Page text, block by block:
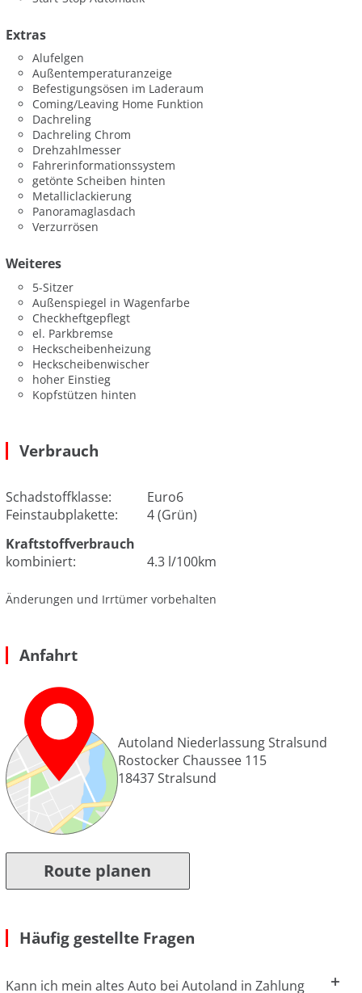
Extras
Alufelgen
Außentemperaturanzeige
Befestigungsösen im Laderaum
Coming/Leaving Home Funktion
Dachreling
Dachreling Chrom
Drehzahlmesser
Fahrerinformationssystem
getönte Scheiben hinten
Metalliclackierung
Panoramaglasdach
Verzurrösen
Weiteres
5-Sitzer
Außenspiegel in Wagenfarbe
Checkheftgepflegt
el. Parkbremse
Heckscheibenheizung
Heckscheibenwischer
hoher Einstieg
Kopfstützen hinten
Verbrauch
Schadstoffklasse:
Euro6
Feinstaubplakette:
4 (Grün)
Kraftstoffverbrauch
kombiniert:
4.3 l/100km
Änderungen und Irrtümer vorbehalten
Anfahrt
Autoland Niederlassung Stralsund
Rostocker Chaussee 115
18437Stralsund
Route planen
Häufig gestellte Fragen
Kann ich mein altes Auto bei Autoland in Zahlung